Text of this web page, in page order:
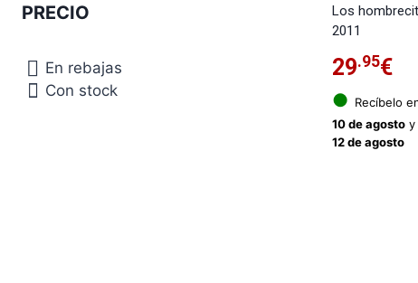
Los
2011
29.95€
● Recíbelo
10 de agosto
12 de agosto
PRECIO
En rebajas
Con stock